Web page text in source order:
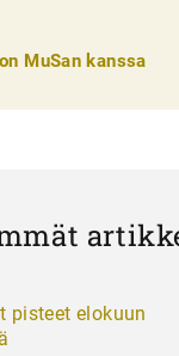
MuSan kanssa
pisteet elokuun